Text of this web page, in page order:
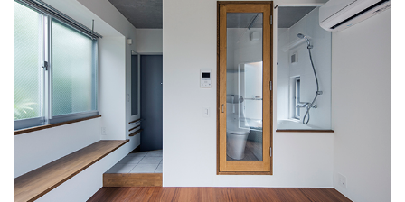
吉祥寺の書庫 (7)
上原の店舗ビル (3)
富久町の集合住宅
中目黒の家H
東浅草プロジェクト (1)
渋谷東の集合住宅 (1)
西落合の集合住宅 (1)